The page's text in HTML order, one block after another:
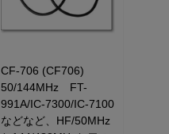
CF-706 (CF706)
50/144MHz FT-
991A/IC-7300/IC-7100
などなど、HF/50MHz